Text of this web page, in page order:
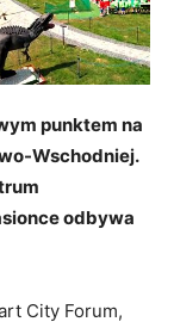
punktem na
Wschodniej.
odbywa
City Forum,